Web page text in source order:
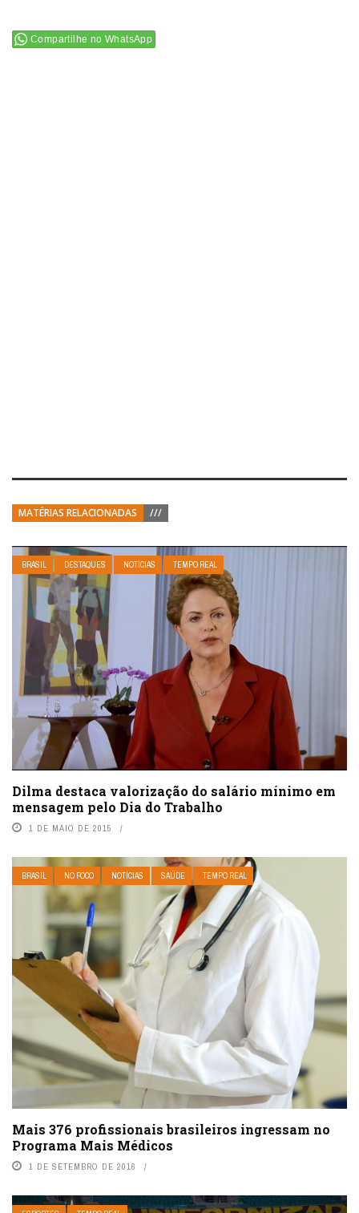
Compartilhe no WhatsApp
MATÉRIAS RELACIONADAS ///
BRASIL DESTAQUES NOTÍCIAS TEMPO REAL
Dilma destaca valorização do salário mínimo em
mensagem pelo Dia do Trabalho
1 DE MAIO DE 2015
BRASIL NO FOCO NOTÍCIAS SAÚDE TEMPO REAL
Mais 376 profissionais brasileiros ingressam no
Programa Mais Médicos
1 DE SETEMBRO DE 2016